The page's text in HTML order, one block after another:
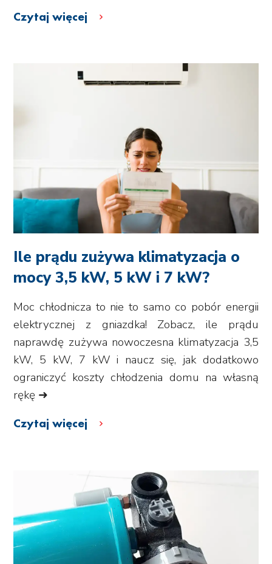
Czytaj więcej
Ile prądu zużywa klimatyzacja o
mocy 3,5 kW, 5 kW i 7 kW?
Moc chłodnicza to nie to samo co pobór energii
elektrycznej z gniazdka! Zobacz, ile prądu
naprawdę zużywa nowoczesna klimatyzacja 3,5
kW, 5 kW, 7 kW i naucz się, jak dodatkowo
ograniczyć koszty chłodzenia domu na własną
rękę ➜
Czytaj więcej